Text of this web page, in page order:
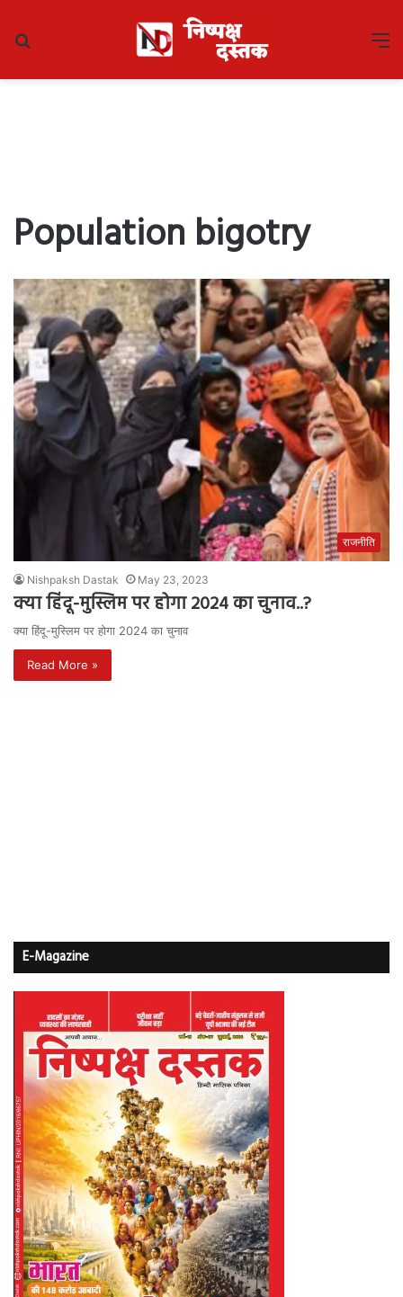
Population bigotry
राजनीति
Nishpaksh Dastak May 23, 2023
क्या हिंदू-मुस्लिम पर होगा 2024 का चुनाव..?
क्या हिंदू-मुस्लिम पर होगा 2024 का चुनाव
Read More »
E-Magazine